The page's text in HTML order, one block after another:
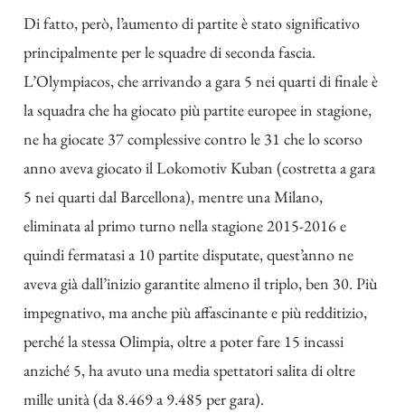
Di fatto, però, l’aumento di partite è stato significativo
principalmente per le squadre di seconda fascia.
L’Olympiacos, che arrivando a gara 5 nei quarti di finale è
la squadra che ha giocato più partite europee in stagione,
ne ha giocate 37 complessive contro le 31 che lo scorso
anno aveva giocato il Lokomotiv Kuban (costretta a gara
5 nei quarti dal Barcellona), mentre una Milano,
eliminata al primo turno nella stagione 2015-2016 e
quindi fermatasi a 10 partite disputate, quest’anno ne
aveva già dall’inizio garantite almeno il triplo, ben 30. Più
impegnativo, ma anche più affascinante e più redditizio,
perché la stessa Olimpia, oltre a poter fare 15 incassi
anziché 5, ha avuto una media spettatori salita di oltre
mille unità (da 8.469 a 9.485 per gara).